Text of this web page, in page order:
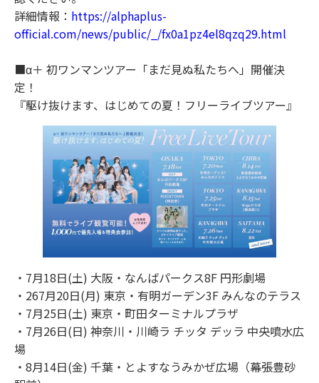
詳細情報： https://alphaplus-
official.com/news/public/_/fx0a1pz4el8qzq29.html
■α＋ 初ワンマンツアー「まだ見ぬ私たちへ」開催決
定！
『駆け抜けます、はじめての夏！フリーライブツアー』
・7月18日(土) 大阪・なんばパークス8F 円形劇場
・267月20日(月) 東京・有明ガーデン3F みんなのテラス
・7月25日(土) 東京・町田ターミナルプラザ
・7月26日(日) 神奈川・川崎ラ チッタ デッラ 中央噴水広
場
・8月14日(金) 千葉・とよすなうみかぜ広場（幕張豊砂